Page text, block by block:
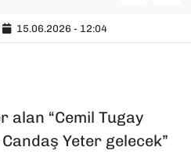
15.06.2026 - 12:04
“Cemil Tugay
Yeter gelecek”